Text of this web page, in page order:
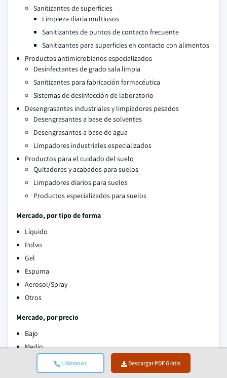
Llámanos Descargar PDF Gratis
Sanitizantes de superficies
Limpieza diaria multiusos
Sanitizantes de puntos de contacto frecuente
Sanitizantes para superficies en contacto con alimentos
Productos antimicrobianos especializados
Desinfectantes de grado sala limpia
Sanitizantes para fabricación farmacéutica
Sistemas de desinfección de laboratorio
Desengrasantes industriales y limpiadores pesados
Desengrasantes a base de solventes
Desengrasantes a base de agua
Limpadores industriales especializados
Productos para el cuidado del suelo
Quitadores y acabados para suelos
Limpadores diarios para suelos
Productos especializados para suelos
Mercado, por tipo de forma
Líquido
Polvo
Gel
Espuma
Aerosol/Spray
Otros
Mercado, por precio
Bajo
Medio